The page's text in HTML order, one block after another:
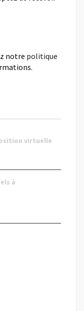
notre politique
virtuelle
à